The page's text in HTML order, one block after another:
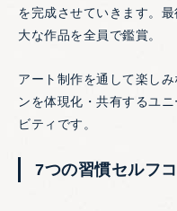
を完成させていきます。
大な作品を全員で鑑賞。
アート制作を通して楽し
ンを体現化・共有するユ
ビティです。
7つの習慣セルフ